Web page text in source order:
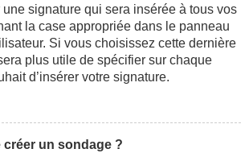
signature qui sera insérée à tous vos
la case appropriée dans le panneau
Si vous choisissez cette dernière
plus utile de spécifier sur chaque
d’insérer votre signature.
un sondage ?